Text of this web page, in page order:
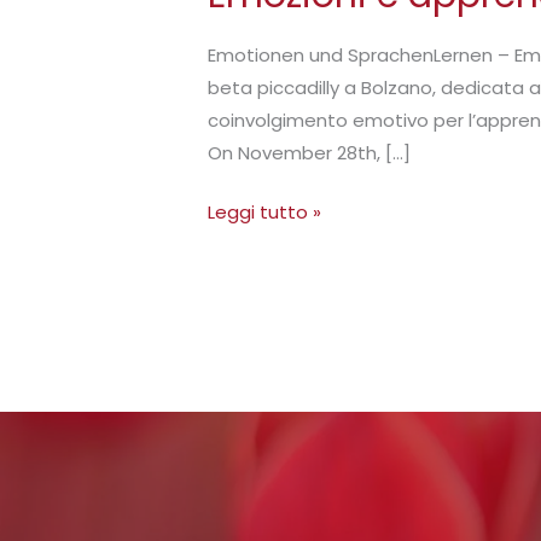
Emotionen und SprachenLernen –
beta piccadilly a Bolzano, dedicata
coinvolgimento emotivo per
On November 28th, […]
Leggi tutto »